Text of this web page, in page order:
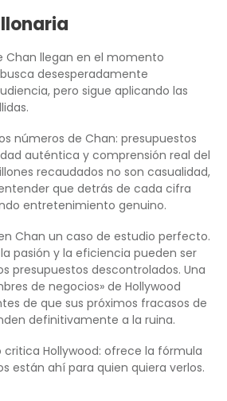
Chan llegan en el momento
desesperadamente
pero sigue aplicando las
números de Chan: presupuestos
auténtica y comprensión real del
recaudados no son casualidad,
que detrás de cada cifra
entretenimiento genuino.
Chan un caso de estudio perfecto.
pasión y la eficiencia pueden ser
presupuestos descontrolados. Una
de negocios» de Hollywood
de que sus próximos fracasos de
definitivamente a la ruina.
critica Hollywood: ofrece la fórmula
están ahí para quien quiera verlos.